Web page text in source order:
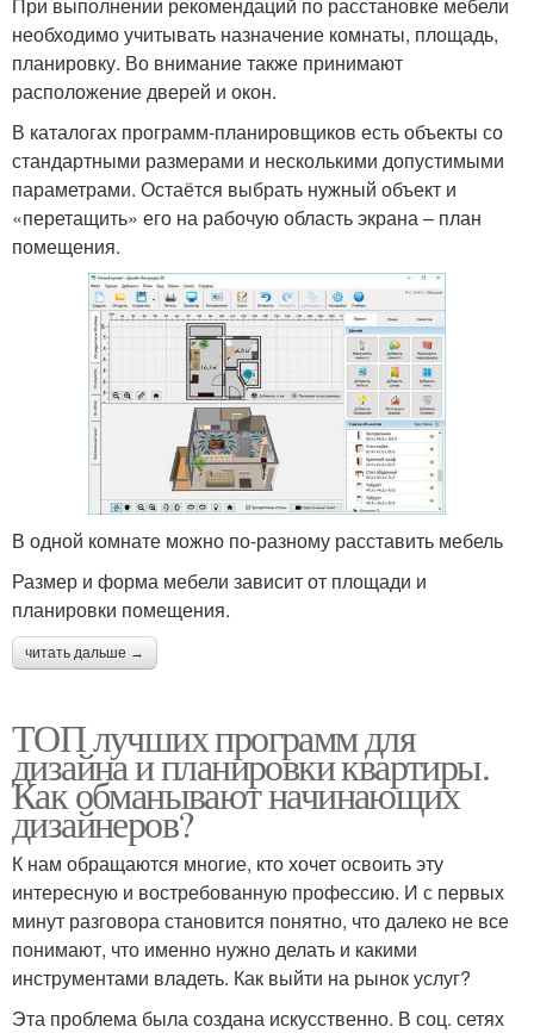
При выполнении рекомендаций по расстановке мебели
необходимо учитывать назначение комнаты, площадь,
планировку. Во внимание также принимают
расположение дверей и окон.
В каталогах программ-планировщиков есть объекты со
стандартными размерами и несколькими допустимыми
параметрами. Остаётся выбрать нужный объект и
«перетащить» его на рабочую область экрана – план
помещения.
В одной комнате можно по-разному расставить мебель
Размер и форма мебели зависит от площади и
планировки помещения.
читать дальше →
ТОП лучших программ для
дизайна и планировки квартиры.
Как обманывают начинающих
дизайнеров?
К нам обращаются многие, кто хочет освоить эту
интересную и востребованную профессию. И с первых
минут разговора становится понятно, что далеко не все
понимают, что именно нужно делать и какими
инструментами владеть. Как выйти на рынок услуг?
Эта проблема была создана искусственно. В соц. сетях